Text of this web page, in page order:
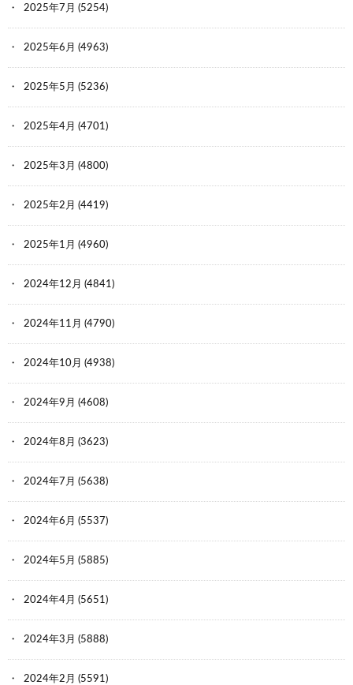
2025年7月 (5254)
2025年6月 (4963)
2025年5月 (5236)
2025年4月 (4701)
2025年3月 (4800)
2025年2月 (4419)
2025年1月 (4960)
2024年12月 (4841)
2024年11月 (4790)
2024年10月 (4938)
2024年9月 (4608)
2024年8月 (3623)
2024年7月 (5638)
2024年6月 (5537)
2024年5月 (5885)
2024年4月 (5651)
2024年3月 (5888)
2024年2月 (5591)